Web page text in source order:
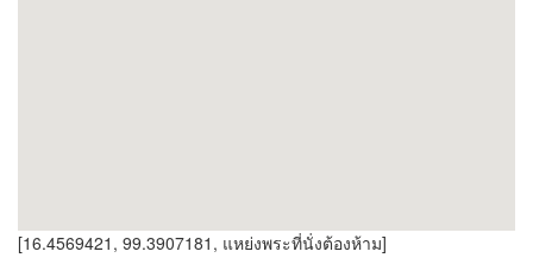
[16.4569421, 99.3907181, แหย่งพระที่นั่งต้องห้าม]